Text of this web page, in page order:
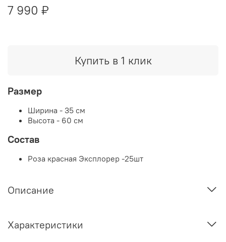
7 990 ₽
Купить в 1 клик
Размер
Ширина - 35 см
Высота - 60 см
Состав
Роза красная Эксплорер -25шт
Описание
Характеристики